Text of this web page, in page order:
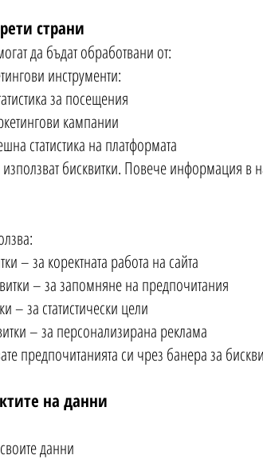
страни
да бъдат обработвани от:
инструменти:
за посещения
кампании
статистика на платформата
използват бисквитки. Повече информация в
– за коректната работа на сайта
– за запомняне на предпочитания
– за статистически цели
– за персонализирана реклама
предпочитанията си чрез банера за
на данни
данни